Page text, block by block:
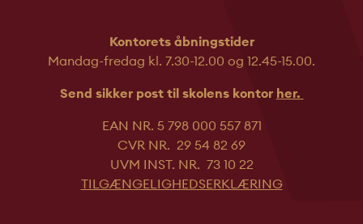
Kontorets åbningstider
Mandag-fredag kl. 7.30-12.00 og 12.45-15.00.
Send sikker post til skolens kontor her.
EAN NR. 5 798 000 557 871
CVR NR. 29 54 82 69
UVM INST. NR. 73 10 22
TILGÆNGELIGHEDSERKLÆRING